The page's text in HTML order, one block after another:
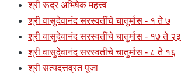
श्री रूद्र अभिषेक महत्त्व
श्री वासुदेवानंद सरस्वतींचे चातुर्मास - १ ते ७
श्री वासुदेवानंद सरस्वतींचे चातुर्मास - १७ ते २३
श्री वासुदेवानंद सरस्वतींचे चातुर्मास - ८ ते १६
श्री सत्यदत्तव्रत पूजा